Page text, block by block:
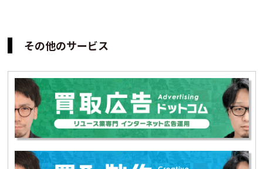
その他のサービス